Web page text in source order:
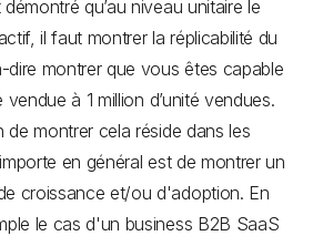
qu’au niveau unitaire le
il faut montrer la réplicabilité du
dire montrer que vous êtes capable
vendue à 1 million d’unité vendues.
de montrer cela réside dans les
en général est de montrer un
croissance et/ou d'adoption. En
le cas d'un business B2B SaaS